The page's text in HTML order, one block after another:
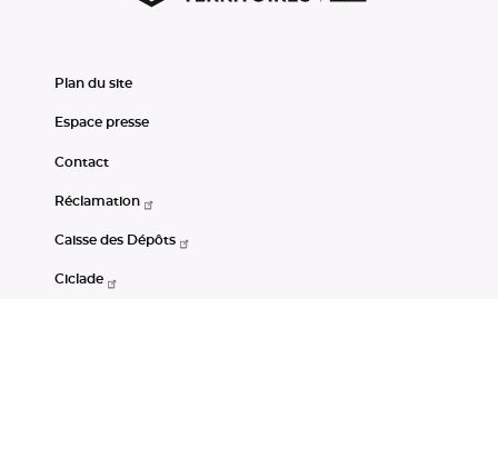
Plan du site
Espace presse
Contact
Réclamation
Caisse des Dépôts
Ciclade